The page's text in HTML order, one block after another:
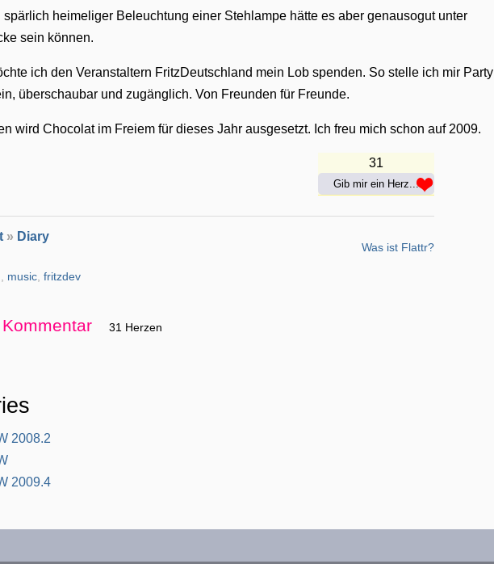
heimeliger Beleuchtung einer Stehlampe hätte es aber genausogut unter
sein können.
ich den Veranstaltern FritzDeutschland mein Lob spenden. So stelle ich mir Party
überschaubar und zugänglich. Von Freunden für Freunde.
wird Chocolat im Freiem für dieses Jahr ausgesetzt. Ich freu mich schon auf 2009.
31
Gib mir ein Herz...
» Diary
music ,fritzdev
Was ist Flattr?
31 Herzen
2008.2
2009.4